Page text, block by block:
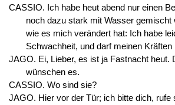
CASSIO. Ich habe heut abend nur einen
noch dazu stark mit Wasser gemischt
wie es mich verändert hat: Ich habe
Schwachheit, und darf meinen
JAGO. Ei, Lieber, es ist ja Fastnacht heut.
wünschen es.
CASSIO. Wo sind sie?
JAGO. Hier vor der Tür; ich bitte dich, rufe